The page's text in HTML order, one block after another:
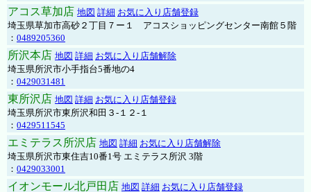
アコス草加店 地図 詳細 お気に入り店舗登録
埼玉県草加市高砂２丁目７ー１ アコスショッピングセンター南館５階
： 0489205360
所沢本店 地図 詳細 お気に入り店舗解除
埼玉県所沢市小手指台5番地の4
： 0429031481
東所沢店 地図 詳細 お気に入り店舗登録
埼玉県所沢市東所沢和田３-１２-１
： 0429511545
エミテラス所沢店 地図 詳細 お気に入り店舗解除
埼玉県所沢市東住吉10番1号 エミテラス所沢 3階
： 0429033001
イオンモール北戸田店 地図 詳細 お気に入り店舗登録